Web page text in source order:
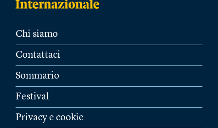
Chi siamo
Contattaci
Sommario
Festival
Privacy e cookie